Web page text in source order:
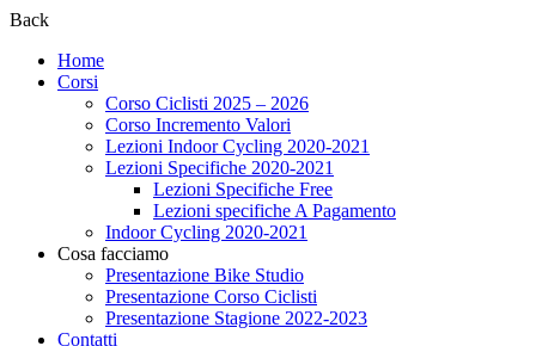
Back
Home
Corsi
Corso Ciclisti 2025 – 2026
Corso Incremento Valori
Lezioni Indoor Cycling 2020-2021
Lezioni Specifiche 2020-2021
Lezioni Specifiche Free
Lezioni specifiche A Pagamento
Indoor Cycling 2020-2021
Cosa facciamo
Presentazione Bike Studio
Presentazione Corso Ciclisti
Presentazione Stagione 2022-2023
Contatti